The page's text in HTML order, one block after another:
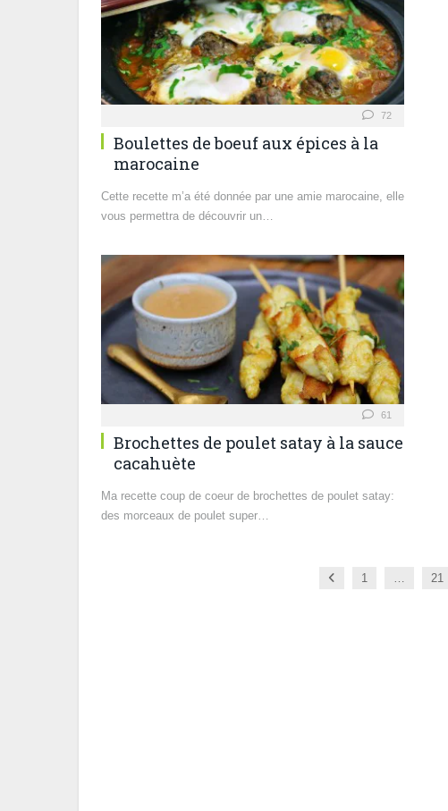
72
Boulettes de boeuf aux épices à la
marocaine
Cette recette m’a été donnée par une amie marocaine, elle
vous permettra de découvrir un…
61
Brochettes de poulet satay à la sauce
cacahuète
Ma recette coup de coeur de brochettes de poulet satay:
des morceaux de poulet super…
Previous
1 … 21